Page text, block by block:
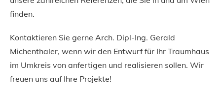
finden.
Kontaktieren Sie gerne Arch. Dipl-Ing. Gerald
Michenthaler, wenn wir den Entwurf für Ihr Traumhaus
im Umkreis von anfertigen und realisieren sollen. Wir
freuen uns auf Ihre Projekte!